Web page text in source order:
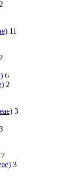
2
11
2
6
2
3
7
3